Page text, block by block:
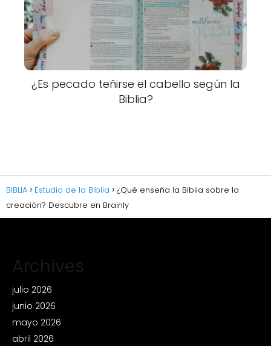
¿Es pecado teñirse el cabello según la
Biblia?
BIBLIA Estudio de la Biblia
¿Qué enseña la Biblia sobre la
creación? Descubre en Brainly
Archives
julio 2026
junio 2026
mayo 2026
abril 2026